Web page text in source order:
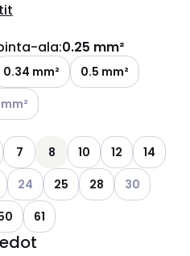
ala:0.25 mm²
0.34 mm²
0.5 mm²
olevat vaihtoehdot
käytettävissä olevat
7 8 10 12
14
Katso käytettävissä olevat
24 25 28 Katso
30
olevat vaihtoehdot
61